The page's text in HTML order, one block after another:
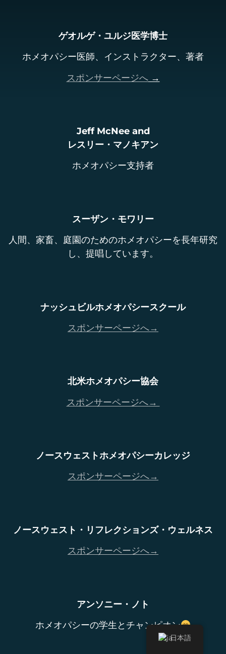
ゲオルゲ・ユルジ医学博士
ホメオパシー医師、インストラクター、著者
スポンサーページへ→
Jeff McNee and
レスリー・マノキアン
ホメオパシー支持者
スーザン・モワリー
人間、家畜、庭園のためのホメオパシーを長年研究
し、提唱しています。
ナッシュビルホメオパシースクール
スポンサーページへ→
北米ホメオパシー協会
スポンサーページへ→
ノースウェストホメオパシーカレッジ
スポンサーページへ→
ノースウェスト・リフレクションズ・ウェルネス
スポンサーページへ→
アンソニー・ノト
ホメオパシーの学生とチャンピオン
日本語